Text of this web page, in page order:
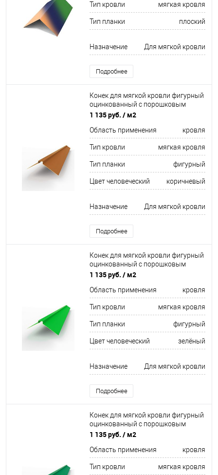
Тип кровли мягкая кровля
Тип планки плоский
Назначение Для мягкой кровли
Подробнее
Конек для мягкой кровли фигурный
оцинкованный c порошковым
покрытием 0,45мм RAL 8023
1 135 руб. / м2
Область применения кровля
Тип кровли мягкая кровля
Тип планки фигурный
Цвет человеческий коричневый
Назначение Для мягкой кровли
Подробнее
Конек для мягкой кровли фигурный
оцинкованный c порошковым
покрытием 0,45мм RAL 6038
1 135 руб. / м2
Область применения кровля
Тип кровли мягкая кровля
Тип планки фигурный
Цвет человеческий зелёный
Назначение Для мягкой кровли
Подробнее
Конек для мягкой кровли фигурный
оцинкованный c порошковым
покрытием 0,45мм RAL 6024
1 135 руб. / м2
Область применения кровля
Тип кровли мягкая кровля